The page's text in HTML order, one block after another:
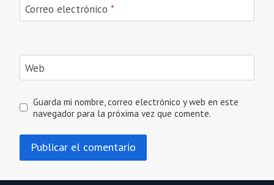
Correo electrónico *
Web
Guarda mi nombre, correo electrónico y web en este
navegador para la próxima vez que comente.